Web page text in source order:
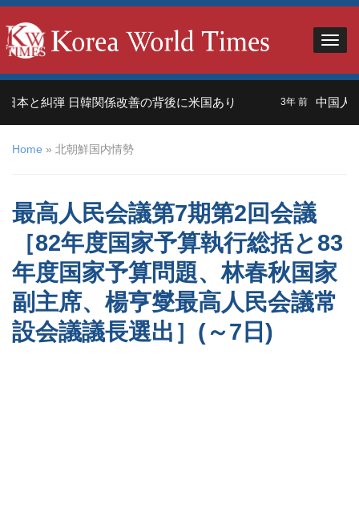
と糾弾 日韓関係改善の背後に米国あり 3年 前 中国人観
Home » 北朝鮮国内情勢
最高人民会議第7期第2回会議
［82年度国家予算執行総括と83
年度国家予算問題、林春秋国家
副主席、楊亨燮最高人民会議常
設会議議長選出］(～7日)